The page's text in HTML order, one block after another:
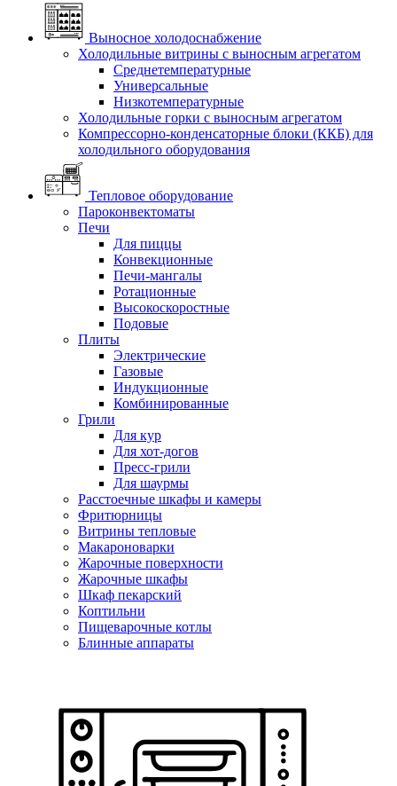
Выносное холодоснабжение
Холодильные витрины с выносным агрегатом
Среднетемпературные
Универсальные
Низкотемпературные
Холодильные горки с выносным агрегатом
Компрессорно-конденсаторные блоки (ККБ) для
холодильного оборудования
Тепловое оборудование
Пароконвектоматы
Печи
Для пиццы
Конвекционные
Печи-мангалы
Ротационные
Высокоскоростные
Подовые
Плиты
Электрические
Газовые
Индукционные
Комбинированные
Грили
Для кур
Для хот-догов
Пресс-грили
Для шаурмы
Расстоечные шкафы и камеры
Фритюрницы
Витрины тепловые
Макароноварки
Жарочные поверхности
Жарочные шкафы
Шкаф пекарский
Коптильни
Пищеварочные котлы
Блинные аппараты